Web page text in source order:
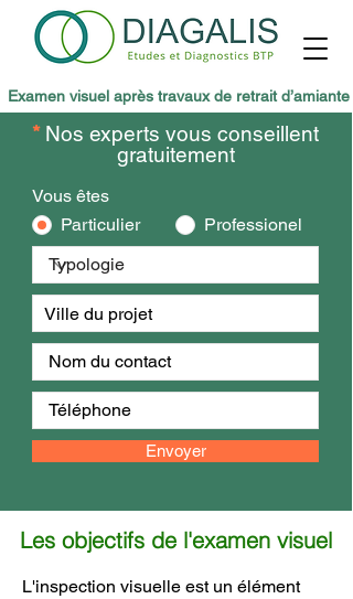
Examen visuel après travaux de retrait d’amiante
* Nos experts vous conseillent
gratuitement
Vous êtes
Particulier
Professionel
Envoyer
Les objectifs de l'examen visuel
L'inspection visuelle est un élément